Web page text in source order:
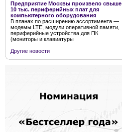
Предприятие Москвы произвело свыше
10 тыс. периферийных плат для
компьютерного оборудования
В планах по расширению ассортимента —
модемы LTE, модули оперативной памяти,
периферийные устройства для ПК
(мониторы и клавиатуры
Другие новости